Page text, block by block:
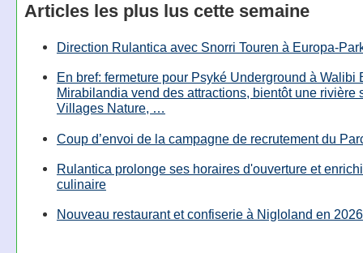
Articles les plus lus cette semaine
Direction Rulantica avec Snorri Touren à Europa-
En bref: fermeture pour Psyké Underground à Walibi
Mirabilandia vend des attractions, bientôt une rivière
Villages Nature, …
Coup d’envoi de la campagne de recrutement du
Rulantica prolonge ses horaires d'ouverture et
culinaire
Nouveau restaurant et confiserie à Nigloland en 2026